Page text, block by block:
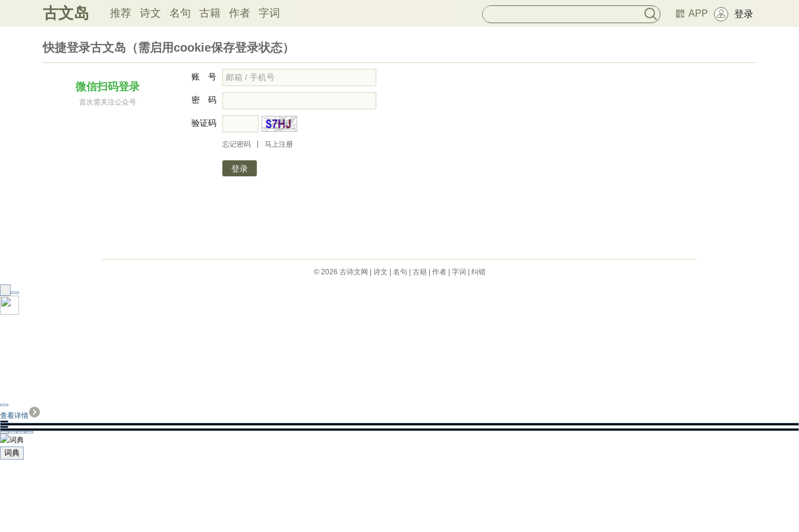
古文岛 推荐 诗文 名句 古籍 作者 字词 APP 登录
快捷登录古文岛（需启用cookie保存登录状态）
微信扫码登录
首次需关注公众号
账 号
密 码
验证码
忘记密码 马上注册
© 2026 古诗文网 诗文 名句 古籍| 作者| 字词 纠错
查看详情
词典